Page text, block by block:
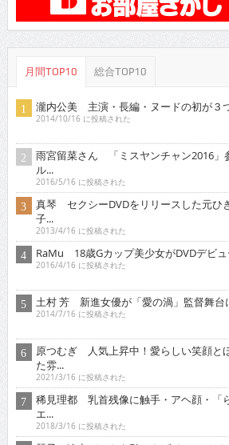
月間TOP10 総合TOP10
瀧内公美 主演・長編・ヌードの初が３
2014/10/16 に投稿された
雨宮留菜さん 「ミスヤンチャン2016」
ル...
2016/5/16 に投稿された
真琴 セクシーDVDをリリースした元ひ
子...
2013/4/16 に投稿された
RaMu 18歳Gカップ美少女がDVDデビュ
2016/4/16 に投稿された
土村 芳 新進女優が「愛の渦」監督舞台
2014/7/16 に投稿された
原つむぎ 人気上昇中！愛らしい笑顔と
た雰...
2021/3/16 に投稿された
稀見理都 乳首残像に触手・アヘ顔・「
エ...
2018/3/16 に投稿された